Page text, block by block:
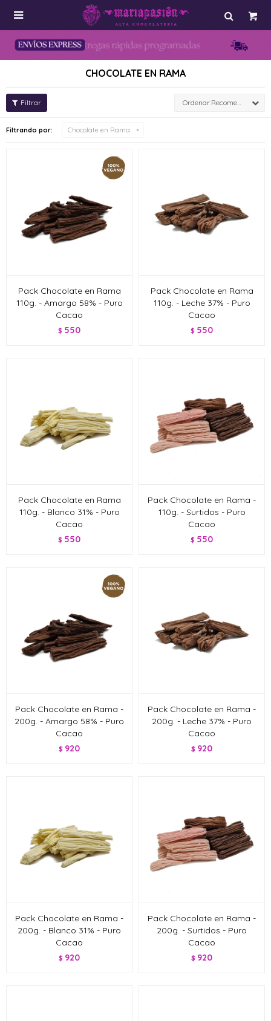

CHOCOLATE EN RAMA
Recomendados
Filtrando por: Chocolate en Rama
Pack Chocolate en Rama
110g. - Amargo 58% - Puro
Cacao
$ 550
Pack Chocolate en Rama
110g. - Leche 37% - Puro
Cacao
$ 550
Pack Chocolate en Rama
110g. - Blanco 31% - Puro
Cacao
$ 550
Pack Chocolate en Rama -
110g. - Surtidos - Puro
Cacao
$ 550
Pack Chocolate en Rama -
200g. - Amargo 58% - Puro
Cacao
$ 920
Pack Chocolate en Rama -
200g. - Leche 37% - Puro
Cacao
$ 920
Pack Chocolate en Rama -
200g. - Blanco 31% - Puro
Cacao
$ 920
Pack Chocolate en Rama -
200g. - Surtidos - Puro
Cacao
$ 920